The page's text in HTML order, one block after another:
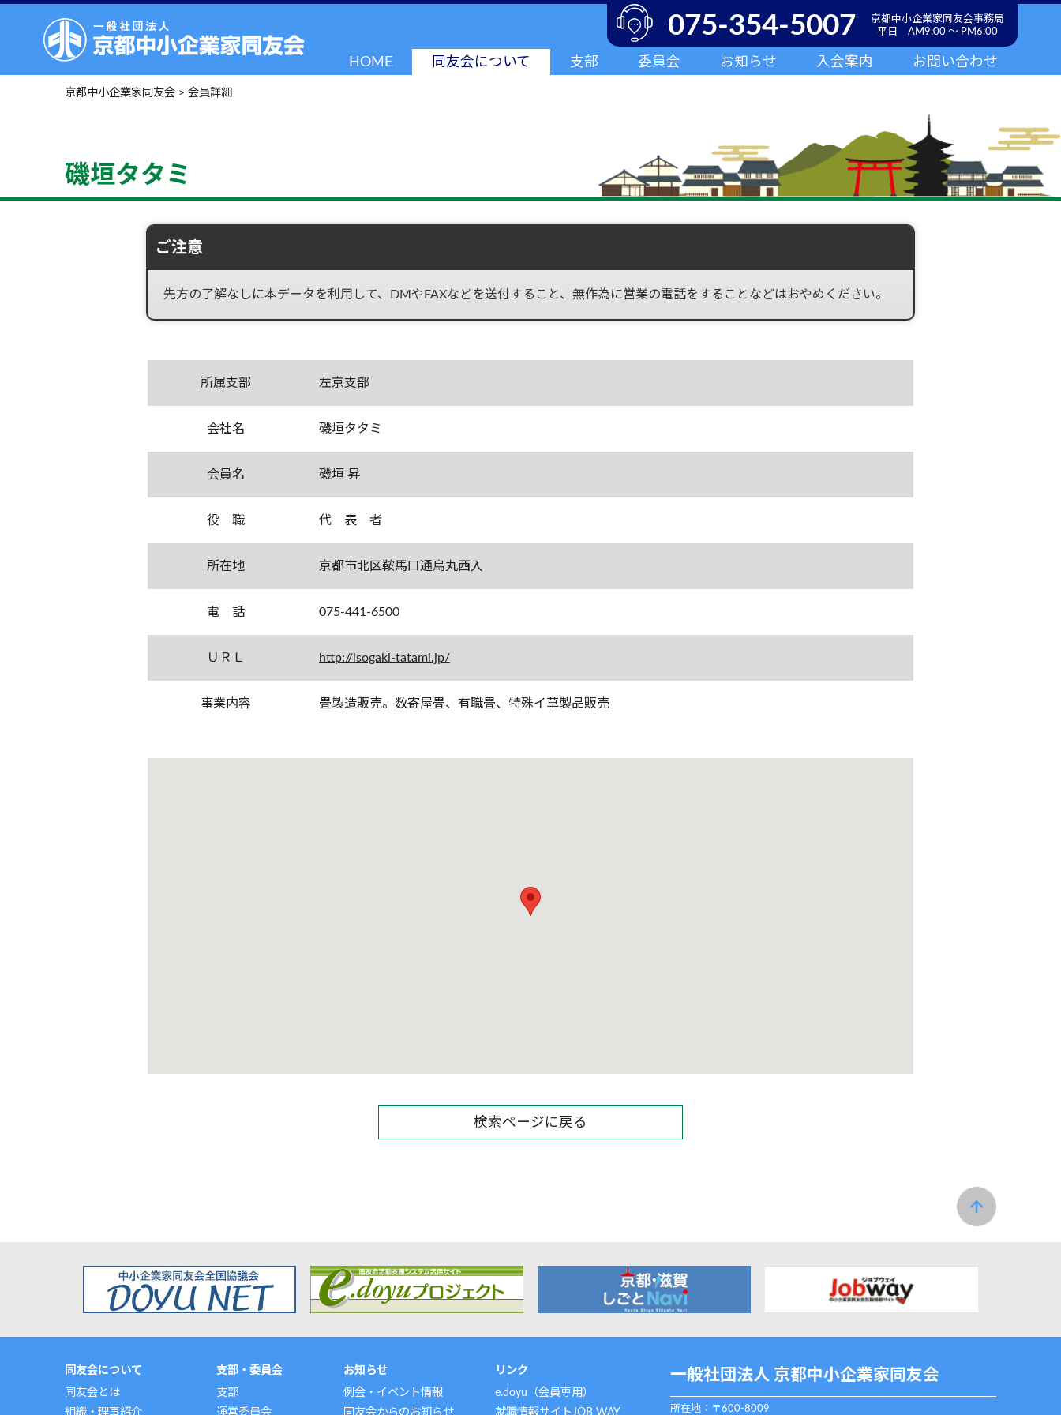
HOME 同友会について 支部 委員会 お知らせ 入会案内 お問い合わせ
075-354-5007
京都中小企業家同友会事務局
平日 AM9:00 ～ PM6:00
京都中小企業家同友会 > 会員詳細
磯垣タタミ
ご注意
先方の了解なしに本データを利用して、DMやFAXなどを送付すること、無作為に営業の電話をすることなどはおやめください。
所属支部 左京支部
会社名 磯垣タタミ
会員名 磯垣 昇
役 職 代 表 者
所在地 京都市北区鞍馬口通烏丸西入
電 話 075-441-6500
ＵＲＬ http://isogaki-tatami.jp/
事業内容 畳製造販売。数寄屋畳、有職畳、特殊イ草製品販売
検索ページに戻る
同友会について
同友会とは
組織・理事紹介
支部・委員会
支部
運営委員会
お知らせ
例会・イベント情報
同友会からのお知らせ
リンク
e.doyu（会員専用）
就職情報サイトJOB WAY
一般社団法人 京都中小企業家同友会
所在地：〒600-8009